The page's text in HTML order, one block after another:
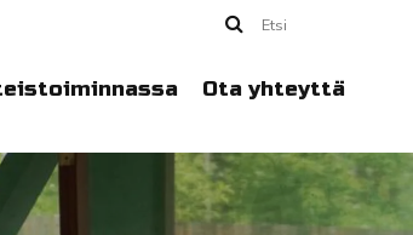
Etsi
Ota yhteyttä